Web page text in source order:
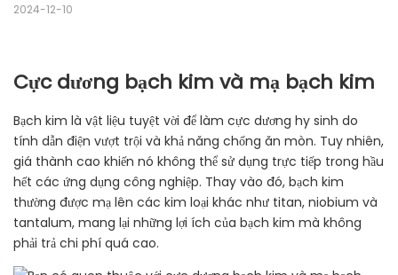
2024-12-10
Cực dương bạch kim và mạ bạch kim
Bạch kim là vật liệu tuyệt vời để làm cực dương hy sinh do
tính dẫn điện vượt trội và khả năng chống ăn mòn. Tuy nhiên,
giá thành cao khiến nó không thể sử dụng trực tiếp trong hầu
hết các ứng dụng công nghiệp. Thay vào đó, bạch kim
thường được mạ lên các kim loại khác như titan, niobium và
tantalum, mang lại những lợi ích của bạch kim mà không
phải trả chi phí quá cao.